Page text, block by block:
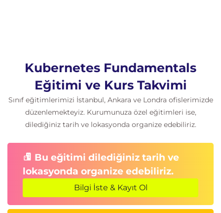
Kubernetes Fundamentals
Eğitimi ve Kurs Takvimi
Sınıf eğitimlerimizi İstanbul, Ankara ve Londra ofislerimizde
düzenlemekteyiz. Kurumunuza özel eğitimleri ise,
dilediğiniz tarih ve lokasyonda organize edebiliriz.
Bu eğitimi dilediğiniz tarih ve
lokasyonda organize edebiliriz.
Bilgi İste & Kayıt Ol